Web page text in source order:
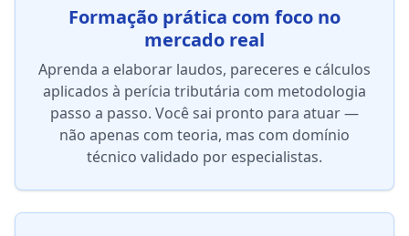
Formação prática com foco no
mercado real
Aprenda a elaborar laudos, pareceres e cálculos
aplicados à perícia tributária com metodologia
passo a passo. Você sai pronto para atuar —
não apenas com teoria, mas com domínio
técnico validado por especialistas.